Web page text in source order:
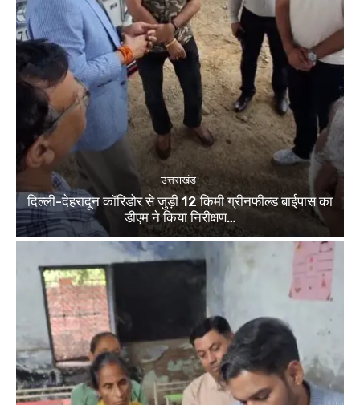
उत्तराखंड
दिल्ली-देहरादून कॉरिडोर से जुड़ी 12 किमी ग्रीनफील्ड बाईपास का
डीएम ने किया निरीक्षण…